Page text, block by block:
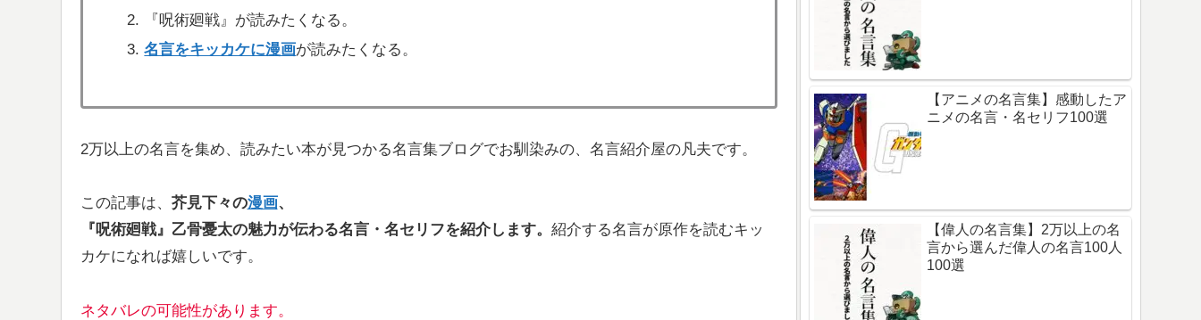
『呪術廻戦』が読みたくなる。
名言をキッカケに漫画が読みたくなる。
2万以上の名言を集め、読みたい本が見つかる名言集ブログでお馴染みの、名言紹介屋の凡夫です。
この記事は、 芥見下々の漫画、
『呪術廻戦』乙骨憂太の魅力が伝わる名言・名セリフを紹介します。 紹介する名言が原作を読むキッ
カケになれば嬉しいです。
ネタバレの可能性があります。
【アニメの名言集】感動したア
ニメの名言・名セリフ100選
【偉人の名言集】2万以上の名
言から選んだ偉人の名言100人
100選